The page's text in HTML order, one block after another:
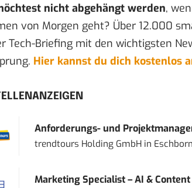
nicht abgehängt werden,
von Morgen geht? Über 12.000
Tech-Briefing mit den wichtigsten
Hier kannst du dich kostenlos
Anforderungs- und
trendtours Holding GmbHin Eschborn
Marketing Specialist – AI & Content